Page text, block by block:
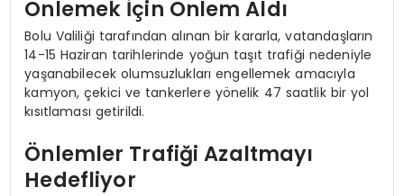
Önlemek İçin Önlem Aldı
Bolu Valiliği tarafından alınan bir kararla, vatandaşların
14-15 Haziran tarihlerinde yoğun taşıt trafiği nedeniyle
yaşanabilecek olumsuzlukları engellemek amacıyla
kamyon, çekici ve tankerlere yönelik 47 saatlik bir yol
kısıtlaması getirildi.
Önlemler Trafiği Azaltmayı
Hedefliyor